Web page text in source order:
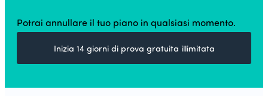
Potrai annullare il tuo piano in qualsiasi momento.
Inizia 14 giorni di prova gratuita illimitata